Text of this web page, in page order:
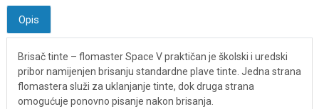
Opis
Brisač tinte – flomaster Space V praktičan je školski i uredski
pribor namijenjen brisanju standardne plave tinte. Jedna strana
flomastera služi za uklanjanje tinte, dok druga strana
omogućuje ponovno pisanje nakon brisanja.